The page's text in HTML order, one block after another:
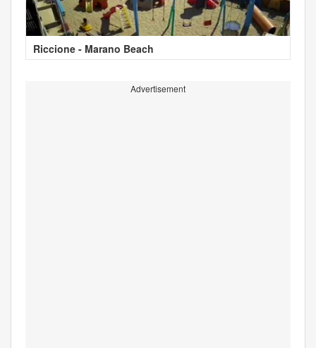
Riccione - Marano Beach
Advertisement